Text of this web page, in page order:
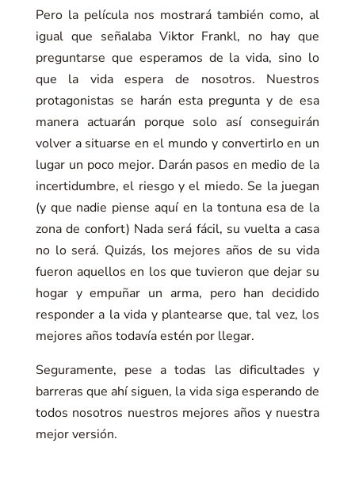
Pero la película nos mostrará también como, al
igual que señalaba Viktor Frankl, no hay que
preguntarse que esperamos de la vida, sino lo
que la vida espera de nosotros. Nuestros
protagonistas se harán esta pregunta y de esa
manera actuarán porque solo así conseguirán
volver a situarse en el mundo y convertirlo en un
lugar un poco mejor. Darán pasos en medio de la
incertidumbre, el riesgo y el miedo. Se la juegan
(y que nadie piense aquí en la tontuna esa de la
zona de confort) Nada será fácil, su vuelta a casa
no lo será. Quizás, los mejores años de su vida
fueron aquellos en los que tuvieron que dejar su
hogar y empuñar un arma, pero han decidido
responder a la vida y plantearse que, tal vez, los
mejores años todavía estén por llegar.
Seguramente, pese a todas las dificultades y
barreras que ahí siguen, la vida siga esperando de
todos nosotros nuestros mejores años y nuestra
mejor versión.